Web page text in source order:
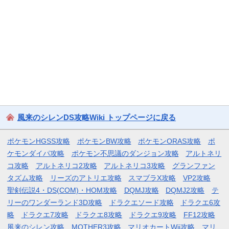
風来のシレンDS攻略Wiki トップページに戻る
ポケモンHGSS攻略 ポケモンBW攻略 ポケモンORAS攻略
ポ
ケモンダイパ攻略
ポケモン不思議のダンジョン攻略
アルトネリ
コ攻略
アルトネリコ2攻略 アルトネリコ3攻略
グランファン
タズム攻略
リーズのアトリエ攻略 スマブラX攻略
VP2攻略
聖剣伝説4・DS(COM)・HOM攻略
DQMJ攻略 DQMJ2攻略
テ
リーのワンダーランド3D攻略
ドラクエソード攻略
ドラクエ6攻
略
ドラクエ7攻略 ドラクエ8攻略 ドラクエ9攻略
FF12攻略
風来のシレン攻略
MOTHER3攻略 マリオカートWii攻略 マリ